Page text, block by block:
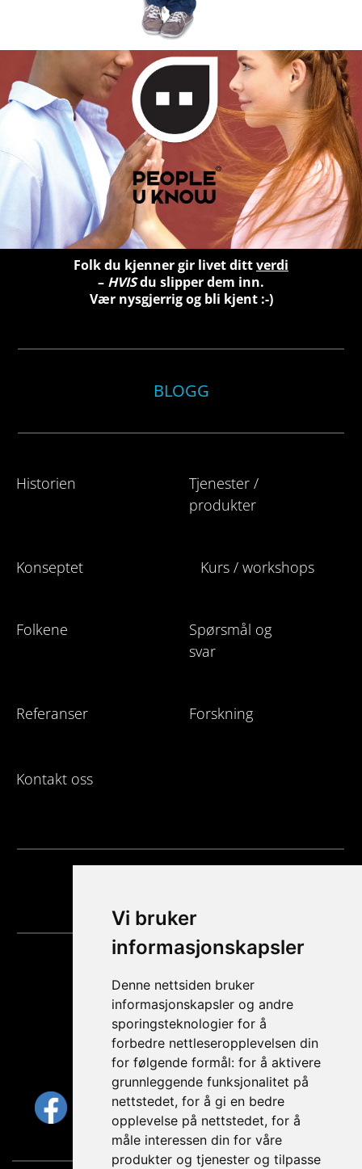
Vi bruker
informasjonskapsler
Denne nettsiden bruker
informasjonskapsler og andre
sporingsteknologier for å
forbedre nettleseropplevelsen din
for følgende formål: for å aktivere
grunnleggende funksjonalitet på
nettstedet, for å gi en bedre
opplevelse på nettstedet, for å
måle interessen din for våre
produkter og tjenester og tilpasse
Folk du kjenner gir livet dittverdi
– HVISdu slipper dem inn.
Vær nysgjerrig og bli kjent :-)
BLOGG
Historien
Tjenester /
produkter
Konseptet Kurs / workshops
Folkene
Spørsmål og
svar
Referanser Forskning
Kontakt oss
Hvilke kanaler
er du på?
FØLG OSS